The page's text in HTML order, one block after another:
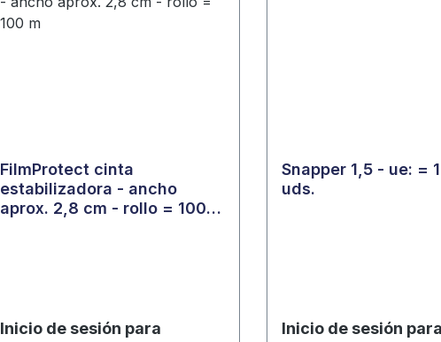
FilmProtect cinta
estabilizadora - ancho
aprox. 2,8 cm - rollo = 100
Inicio de sesión para
Snapper 1,5 - ue: =
uds.
Inicio de sesión para